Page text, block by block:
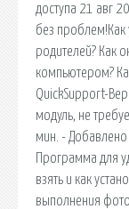
доступа 21 авг
без проблем!Как
родителей? Как
компьютером?
QuickSupport-
модуль, не
мин. - Добавлено
Программа для
взять и как
выполнения